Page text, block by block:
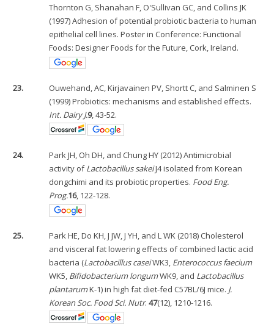
Thornton G, Shanahan F, O'Sullivan GC, and Collins JK
(1997) Adhesion of potential probiotic bacteria to human
epithelial cell lines. Poster in Conference: Functional
Foods: Designer Foods for the Future, Cork, Ireland.
23.
Ouwehand, AC, Kirjavainen PV, Shortt C, and Salminen S
(1999) Probiotics: mechanisms and established effects.
Int. Dairy J.9, 43-52.
24.
Park JH, Oh DH, and Chung HY (2012) Antimicrobial
activity ofLactobacillus sakeiJ4 isolated from Korean
dongchimi and its probiotic properties. Food Eng.
Prog.16, 122-128.
25.
Park HE, Do KH, J JW, J YH, and L WK (2018) Cholesterol
and visceral fat lowering effects of combined lactic acid
bacteria (Lactobacillus caseiWK3, Enterococcus faecium
WK5, Bifidobacterium longumWK9, and Lactobacillus
plantarumK-1) in high fat diet-fed C57BL/6J mice. J.
Korean Soc. Food Sci. Nutr.47(12), 1210-1216.